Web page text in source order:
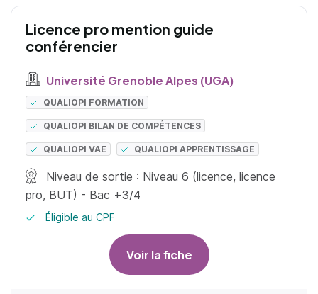
Licence pro mention guide
conférencier
Université Grenoble Alpes (UGA)
QUALIOPI FORMATION
QUALIOPI BILAN DE COMPÉTENCES
QUALIOPI VAE QUALIOPI APPRENTISSAGE
Niveau de sortie : Niveau 6 (licence, licence
pro, BUT) - Bac +3/4
Éligible au CPF
Voir la fiche